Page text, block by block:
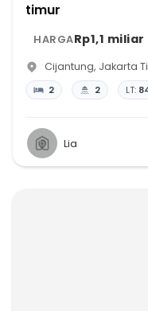
timur
HARGARp1,1 miliar
Cijantung, Jakarta
2 2 LT:
Lia